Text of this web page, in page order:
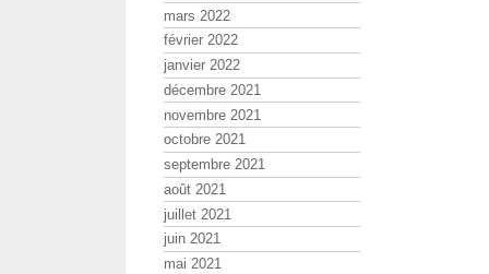
mars 2022
février 2022
janvier 2022
décembre 2021
novembre 2021
octobre 2021
septembre 2021
août 2021
juillet 2021
juin 2021
mai 2021